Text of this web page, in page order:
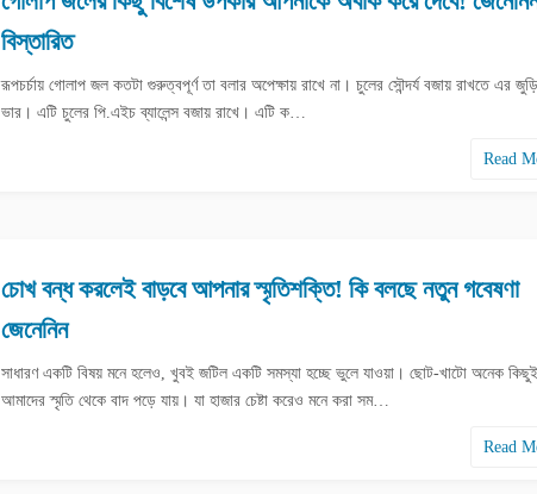
বিস্তারিত
রূপচর্চায় গোলাপ জল কতটা গুরুত্বপূর্ণ তা বলার অপেক্ষায় রাখে না। চুলের সৌন্দর্য বজায় রাখতে এর
ভার। এটি চুলের পি.এইচ ব্যালেন্স বজায় রাখে। এটি ক…
Read
চোখ বন্ধ করলেই বাড়বে আপনার স্মৃতিশক্তি! কি বলছে নতুন গবেষণা
জেনেনিন
সাধারণ একটি বিষয় মনে হলেও, খুবই জটিল একটি সমস্যা হচ্ছে ভুলে যাওয়া। ছোট-খাটো অনেক কিছুই
আমাদের স্মৃতি থেকে বাদ পড়ে যায়। যা হাজার চেষ্টা করেও মনে করা সম…
Read